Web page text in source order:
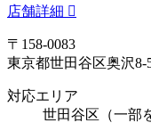
店舗詳細
〒158-0083
東京都世田谷区奥沢8-
対応エリア
世田谷区（一部